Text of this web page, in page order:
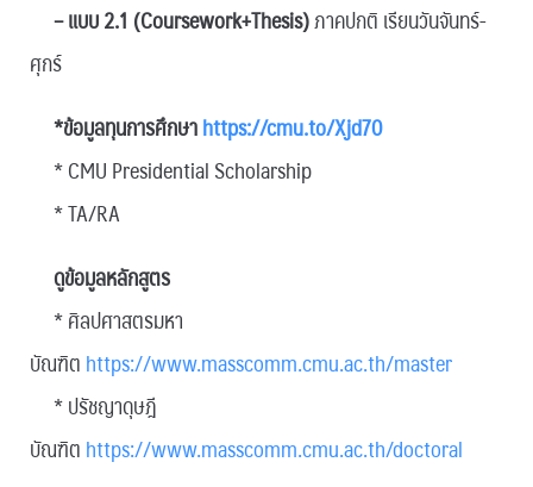
– แบบ 2.1 (Coursework+Thesis)ภาคปกติ เรียนวันจันทร์-
ศุกร์
*ข้อมูลทุนการศึกษาhttps://cmu.to/Xjd70
* CMU Presidential Scholarship
* TA/RA
ดูข้อมูลหลักสูตร
* ศิลปศาสตรมหา
บัณฑิตhttps://www.masscomm.cmu.ac.th/master
* ปรัชญาดุษฎี
บัณฑิตhttps://www.masscomm.cmu.ac.th/doctoral